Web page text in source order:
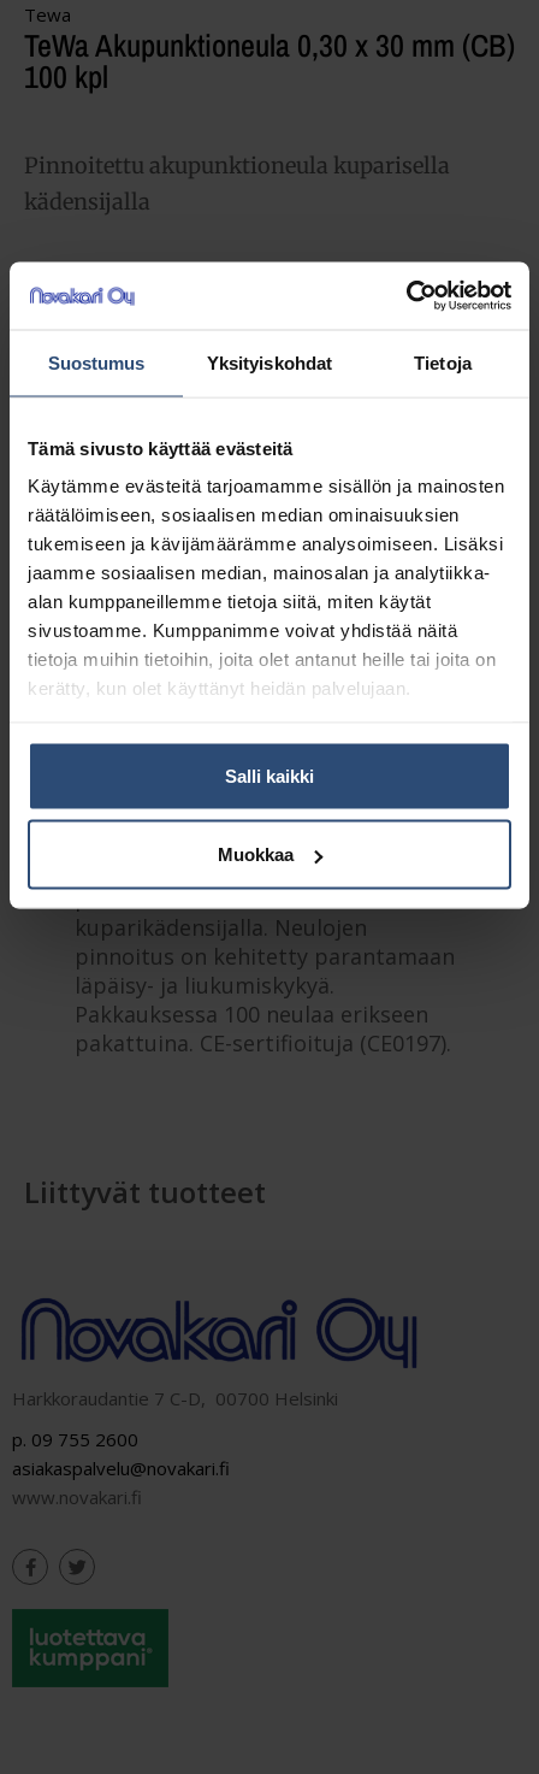
Suostumus Yksityiskohdat Tietoja
Tämä sivusto käyttää evästeitä
Käytämme evästeitä tarjoamamme sisällön ja mainosten
räätälöimiseen, sosiaalisen median ominaisuuksien
tukemiseen ja kävijämäärämme analysoimiseen. Lisäksi
jaamme sosiaalisen median, mainosalan ja analytiikka-
alan kumppaneillemme tietoja siitä, miten käytät
sivustoamme. Kumppanimme voivat yhdistää näitä
tietoja muihin tietoihin, joita olet antanut heille tai joita on
kerätty, kun olet käyttänyt heidän palvelujaan.
Salli kaikki
Muokkaa
Tewa
TeWa Akupunktioneula 0,30 x 30 mm (CB)
100 kpl
Pinnoitettu akupunktioneula kuparisella
kädensijalla
7,30 € alv 0%
(9,16€
Täydessä laatikossa 10 pkt (73,00 € / ltk)
LISÄÄ OSTOSKORIIN
Yhteensä: 7,30 €
Tuotetunnus (SKU): A17003
Osasto:
CB akupunktioneulat
Kuvaus
Pinnoitettuja Tewa
akupunktioneuloja joustavalla
perinteisen kiinalaisella
kuparikädensijalla. Neulojen
pinnoitus on kehitetty parantamaan
läpäisy- ja liukumiskykyä.
Pakkauksessa 100 neulaa erikseen
pakattuina. CE-sertifioituja (CE0197).
Liittyvät tuotteet
Harkkoraudantie 7 C-D, 00700 Helsinki
p. 09 755 2600
asiakaspalvelu@novakari.fi
www.novakari.fi